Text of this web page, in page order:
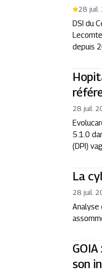
28 juil.
DSI du
depuis
28 juil.
5.1.0
(DPI)
La
28 juil.
Analyse
son